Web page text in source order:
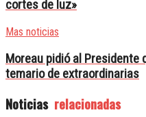
cortes de luz»
Mas noticias
Moreau pidió al Presidente
temario de extraordinarias
Noticias relacionadas